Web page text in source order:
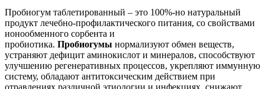
Пробиогум таблетированный – это 100%-но натуральный
продукт лечебно-профилактического питания, со свойствами
ионообменного сорбента и
пробиотика. Пробиогумы нормализуют обмен веществ,
устраняют дефицит аминокислот и минералов, способствуют
улучшению регенеративных процессов, укрепляют иммунную
систему, обладают антитоксическим действием при